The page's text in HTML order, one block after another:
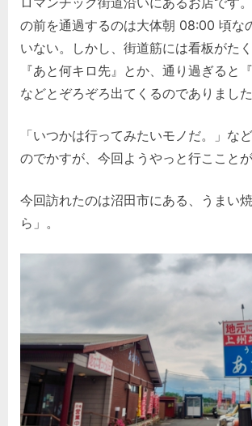
の前を通過するのは大体朝 08:00 頃な
いない。しかし、街道筋には看板がた
『あと何キロ先』とか、通り過ぎると
などとぞろぞろ出てくるのでありました
「いつかは行ってみたいモノだ。」な
のでかすが、今回ようやっと行こことが
今回訪れたのは沼田市にある、うまい
ら」。